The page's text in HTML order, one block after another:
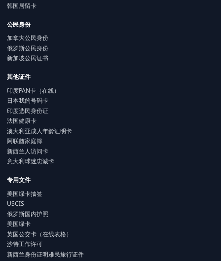
韩国居留卡
公民身份
加拿大公民身份
俄罗斯公民身份
新加坡公民证书
其他证件
印度PAN卡（在线）
日本我的号码卡
印度选民身份证
法国健康卡
澳大利亚成人年龄证明卡
阿联酋家庭簿
新西兰人访问卡
意大利球迷忠诚卡
专用文件
美国绿卡抽签
USCIS
俄罗斯国内护照
美国绿卡
英国公交卡（在线表格）
沙特工作许可
新西兰身份证明难民旅行证件